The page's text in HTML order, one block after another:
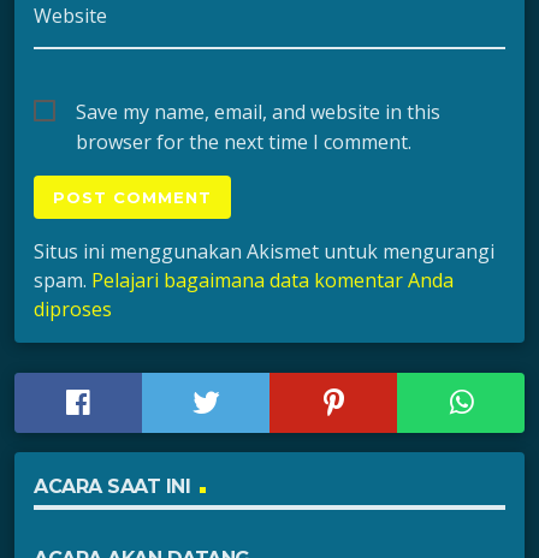
Website
Save my name, email, and website in this
browser for the next time I comment.
Situs ini menggunakan Akismet untuk mengurangi
spam. Pelajari bagaimana data komentar Anda
diproses
ACARA SAAT INI